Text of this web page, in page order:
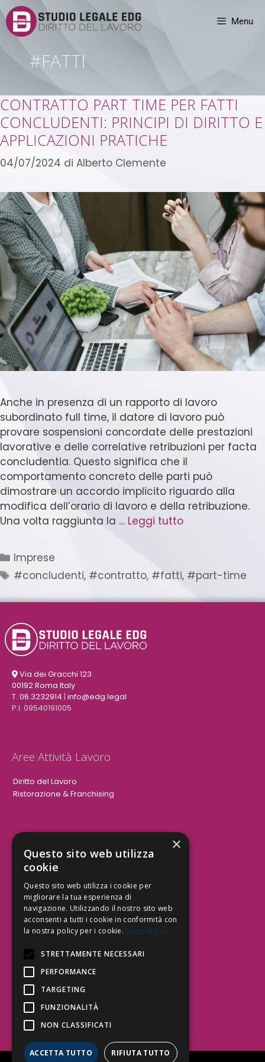
Menu
#FATTI
CONTRATTO PART TIME PER FATTI
CONCLUDENTI: PRINCIPI DI DIRITTO E
APPLICAZIONI PRATICHE
04/07/2024 di Alberto Clemente
Anche in presenza di un rapporto di lavoro
subordinato full time, il datore di lavoro può
provare sospensioni concordate delle prestazioni
lavorative e delle correlative retribuzioni per facta
concludentia. Questo significa che il
comportamento concreto delle parti può
dimostrare un accordo implicito riguardo alla
modifica dell’orario di lavoro e della retribuzione.
Una volta raggiunta la … Leggi tutto
Imprese
#concludenti, #contratto, #fatti, #part-time
Via dei Gracchi 123
00192 Roma Italy
T. 06.3232914 | info@edg.legal
P.I. 09540191005
Aree Attività Lavoro
Diritto del Lavoro
Ristorazione & Franchising
Aree Attività Civile
Tutele del Credito
Responsabilità Civile
Contrattualistica
Segui lo Studio EDG sui social.
Invia messaggio
T. 06.3232914
info@edg.legal
×
Questo sito web utilizza
cookie
Questo sito web utilizza i cookie per
migliorare la tua esperienza di
navigazione. Utilizzando il nostro sito web
acconsenti a tutti i cookie in conformità con
la nostra policy per i cookie. Leggi di più
STRETTAMENTE NECESSARI
PERFORMANCE
TARGETING
FUNZIONALITÀ
NON CLASSIFICATI
ACCETTA TUTTO RIFIUTA TUTTO